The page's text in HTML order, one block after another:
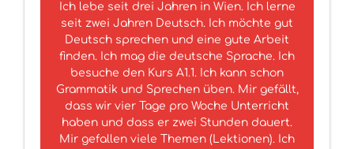
Ich lebe seit drei Jahren in Wien. Ich lerne
seit zwei Jahren Deutsch. Ich möchte gut
Deutsch sprechen und eine gute Arbeit
finden. Ich mag die deutsche Sprache. Ich
besuche den Kurs A1.1. Ich kann schon
Grammatik und Sprechen üben. Mir gefällt,
dass wir vier Tage pro Woche Unterricht
haben und dass er zwei Stunden dauert.
Mir gefallen viele Themen (Lektionen). Ich